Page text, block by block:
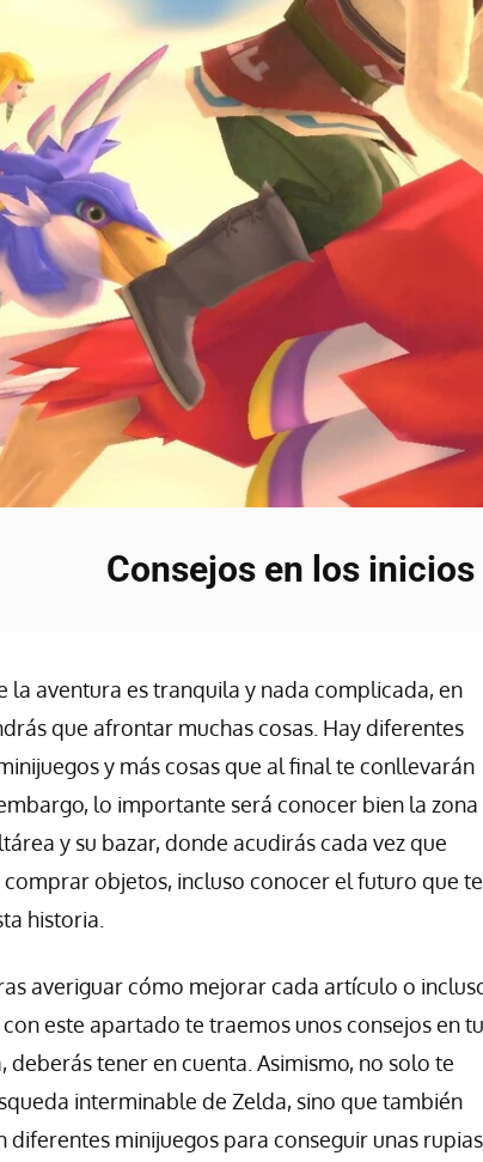
Consejos en los
la aventura es tranquila y nada complicada, en
que afrontar muchas cosas. Hay diferentes
y más cosas que al final te conllevarán
lo importante será conocer bien la zona
y su bazar, donde acudirás cada vez que
objetos, incluso conocer el futuro que te
historia.
averiguar cómo mejorar cada artículo o
este apartado te traemos unos consejos en
deberás tener en cuenta. Asimismo, no solo te
interminable de Zelda, sino que también
diferentes minijuegos para conseguir unas rupias